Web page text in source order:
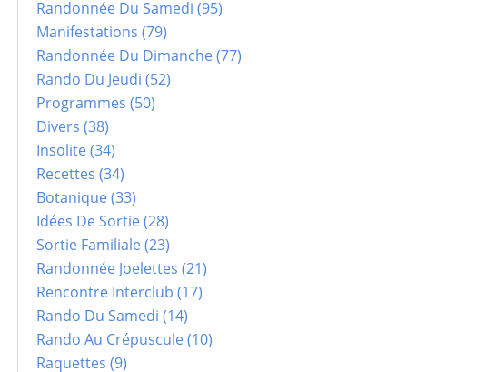
Randonnée Du Samedi (95)
Manifestations (79)
Randonnée Du Dimanche(77)
Rando Du Jeudi (52)
Programmes (50)
Divers (38)
Insolite(34)
Recettes (34)
Botanique(33)
Idées De Sortie(28)
Sortie Familiale(23)
Randonnée Joelettes (21)
Rencontre Interclub (17)
Rando Du Samedi (14)
Rando Au Crépuscule(10)
Raquettes (9)